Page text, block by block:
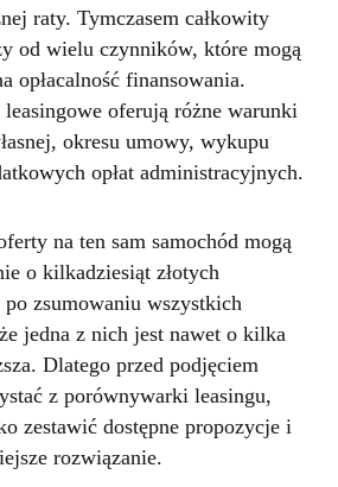
raty. Tymczasem całkowity
od wielu czynników, które mogą
opłacalność finansowania.
oferują różne warunki
okresu umowy, wykupu
opłat administracyjnych.
na ten sam samochód mogą
o kilkadziesiąt złotych
zsumowaniu wszystkich
jedna z nich jest nawet o kilka
Dlatego przed podjęciem
z porównywarki leasingu,
zestawić dostępne propozycje i
rozwiązanie.